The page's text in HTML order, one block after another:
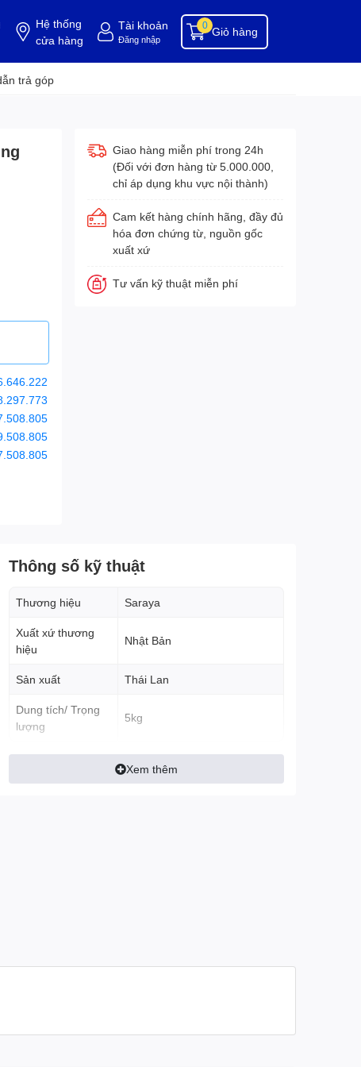
dụng cụ buồng phòng dụng cụ vệ sinh hóa chất tẩy rửa hóa chất vệ sinh
Hệ thống
cửa hàng
Tài khoản
Đăng nhập
Giỏ hàng
0
trả góp
Giao hàng miễn phí trong 24h
(Đối với đơn hàng từ 5.000.000,
chỉ áp dụng khu vực nội thành)
Cam kết hàng chính hãng, đầy đủ
hóa đơn chứng từ, nguồn gốc
xuất xứ
Tư vấn kỹ thuật miễn phí
Thông số kỹ thuật
Thương hiệu Saraya
Xuất xứ thương
hiệu
Nhật Bản
Sản xuất Thái Lan
Dung tích/ Trọng
lượng
5kg
Xem thêm